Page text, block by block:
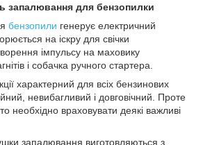
запалювання для бензопилки
бензопили генерує електричний
на іскру для свічки
імпульсу на маховику
і собачка ручного стартера.
характерний для всіх бензинових
невибагливий і довговічний. Проте
необхідно враховувати деякі важливі
запалювання виготовляються з